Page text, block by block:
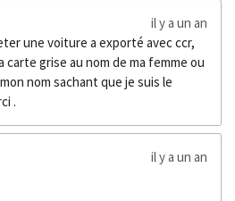
il y a un an
une voiture a exporté avec ccr,
grise au nom de ma femme ou
nom sachant que je suis le
.
il y a un an